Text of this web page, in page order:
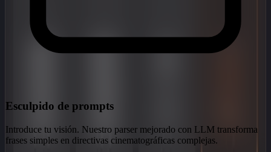
Esculpido de prompts
Introduce tu visión. Nuestro parser mejorado con LLM transforma
frases simples en directivas cinematográficas complejas.